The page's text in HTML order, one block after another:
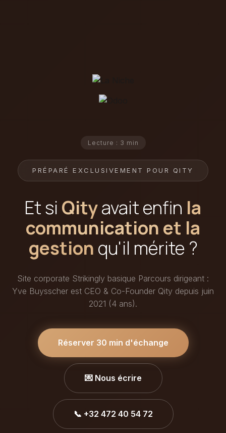
Lecture : 3 min
PRÉPARÉ EXCLUSIVEMENT POUR QITY
Et si Qityavait enfin la
communication et la
gestion qu'il mérite ?
Site corporate Strikingly basique Parcours dirigeant :
Yve Buysscher est CEO & Co-Founder Qity depuis juin
2021 (4 ans).
Réserver 30 min d'échange
💌 Nous écrire
📞 +32 472 40 54 72